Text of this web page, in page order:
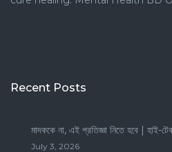
Recent Posts
মাদককে না, এই প্রতিজ্ঞা নিতে হবে | হাই-
July 3, 2026